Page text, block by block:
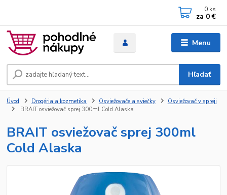
Menu
Hľadať
0 ks
za 0 €
Úvod Drogéria a kozmetika Osviežovače a sviečky
Osviežovač v spreji
BRAIT osviežovač sprej 300ml Cold Alaska
BRAIT osviežovač sprej 300ml
Cold Alaska